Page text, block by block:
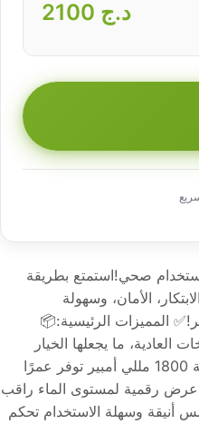
د.ج
صحي!استمتع بطريقة
الأمان، وسهولة
المميزات الرئيسية:📦
ما يجعلها الخيار
المثالي للحفاظ على نظافة وسلامة الماء.🔋 بطارية مدمجة قوية بسعة 1800 مللي أمبير توفر عمرًا
عرض رقمية لمستوى الماء راقب
أنيقة وسهلة الاستخدام تحكم